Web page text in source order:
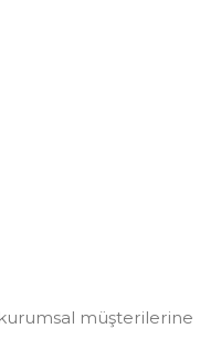
müşterilerine